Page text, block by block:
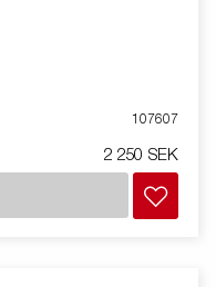
107607
2 250 SEK